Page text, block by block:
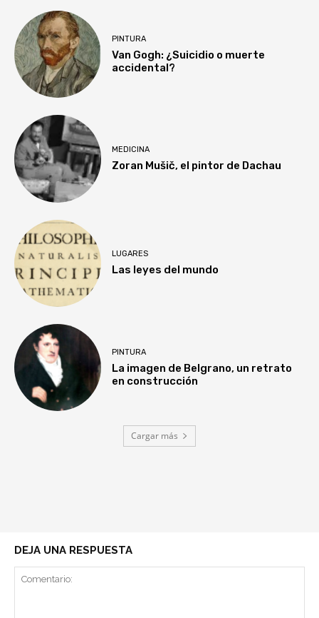
PINTURA
Van Gogh: ¿Suicidio o muerte
accidental?
MEDICINA
Zoran Mušič, el pintor de Dachau
LUGARES
Las leyes del mundo
PINTURA
La imagen de Belgrano, un retrato
en construcción
Cargar más
DEJA UNA RESPUESTA